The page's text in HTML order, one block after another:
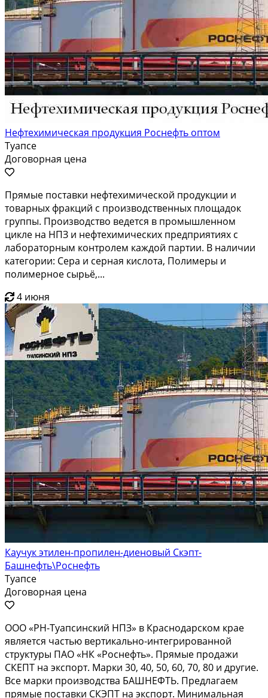
Нефтехимическая продукция Роснефть оптом
Туапсе
Договорная цена
Прямые поставки нефтехимической продукции и
товарных фракций с производственных площадок
группы. Производство ведется в промышленном
цикле на НПЗ и нефтехимических предприятиях с
лабораторным контролем каждой партии. В наличии
категории: Сера и серная кислота, Полимеры и
полимерное сырьё,...
4 июня
Каучук этилен-пропилен-диеновый Скэпт-
Башнефть\Роснефть
Туапсе
Договорная цена
ООО «РН-Туапсинский НПЗ» в Краснодарском крае
является частью вертикально-интегрированной
структуры ПАО «НК «Роснефть». Прямые продажи
СКЕПТ на экспорт. Марки 30, 40, 50, 60, 70, 80 и другие.
Все марки производства БАШНЕФТЬ. Предлагаем
прямые поставки СКЭПТ на экспорт. Минимальная